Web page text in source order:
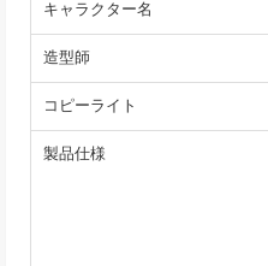
キャラクター名
造型師
コピーライト
製品仕様